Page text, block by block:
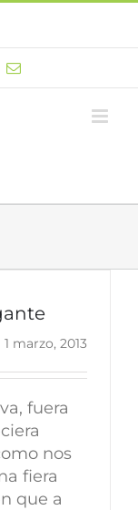
Correo
1 marzo, 2013
fuera
nos
fiera
que a